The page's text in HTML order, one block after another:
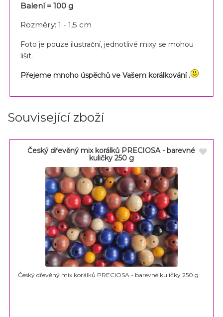
Balení = 100 g
Rozměry: 1 - 1,5 cm
Foto je pouze ilustrační, jednotlivé mixy se mohou
lišit.
Přejeme mnoho úspěchů ve Vašem korálkování .
Související zboží
Český dřevěný mix korálků PRECIOSA - barevné
kuličky 250 g
Český dřevěný mix korálků PRECIOSA - barevné kuličky 250 g